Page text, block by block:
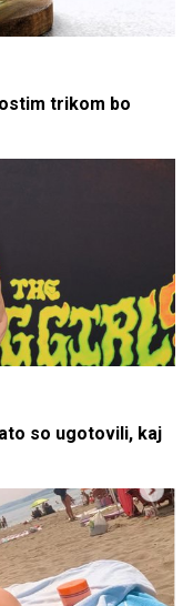
trikom bo
so ugotovili, kaj